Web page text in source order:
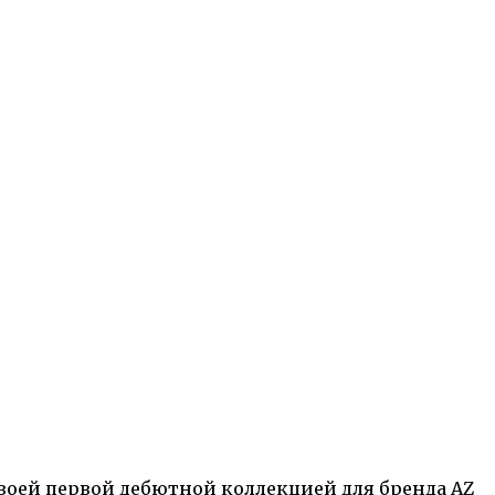
первой дебютной коллекцией для бренда AZ